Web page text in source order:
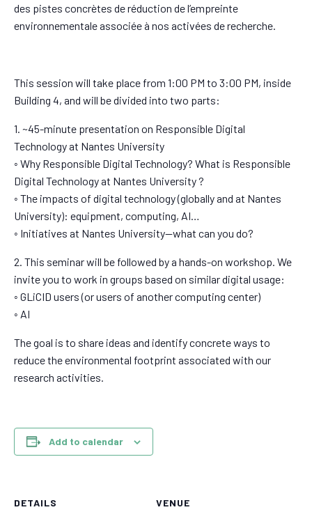
des pistes concrètes de réduction de l’empreinte
environnementale associée à nos activées de recherche.
This session will take place from 1:00 PM to 3:00 PM, inside
Building 4, and will be divided into two parts:
1. ~45-minute presentation on Responsible Digital
Technology at Nantes University
◦ Why Responsible Digital Technology? What is Responsible
Digital Technology at Nantes University ?
◦ The impacts of digital technology (globally and at Nantes
University): equipment, computing, AI…
◦ Initiatives at Nantes University—what can you do?
2. This seminar will be followed by a hands-on workshop. We
invite you to work in groups based on similar digital usage:
◦ GLiCID users (or users of another computing center)
◦ AI
The goal is to share ideas and identify concrete ways to
reduce the environmental footprint associated with our
research activities.
Add to calendar
DETAILS
VENUE